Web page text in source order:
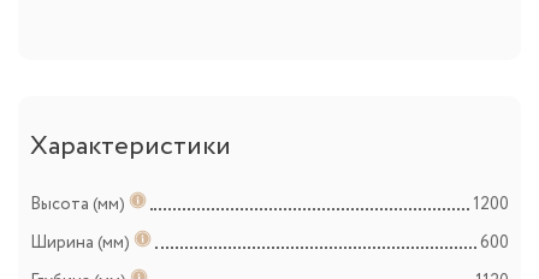
Характеристики
Высота (мм)
1200
Ширина (мм)
600